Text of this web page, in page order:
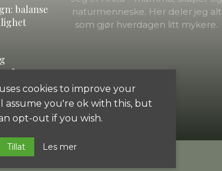
balanse
nye
naturmenneske. Her deler jeg alt
som gjør hverdagen litt mykere.
av Dyrkdinbedrift.no
cookies to improve your
assume you're ok with this, but
opt-out if you wish.
Tillat Les mer